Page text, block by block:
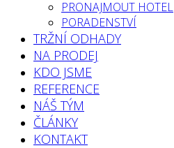
PRONAJMOUT HOTEL
PORADENSTVÍ
TRŽNÍ ODHADY
NA PRODEJ
KDO JSME
REFERENCE
NÁŠ TÝM
ČLÁNKY
KONTAKT